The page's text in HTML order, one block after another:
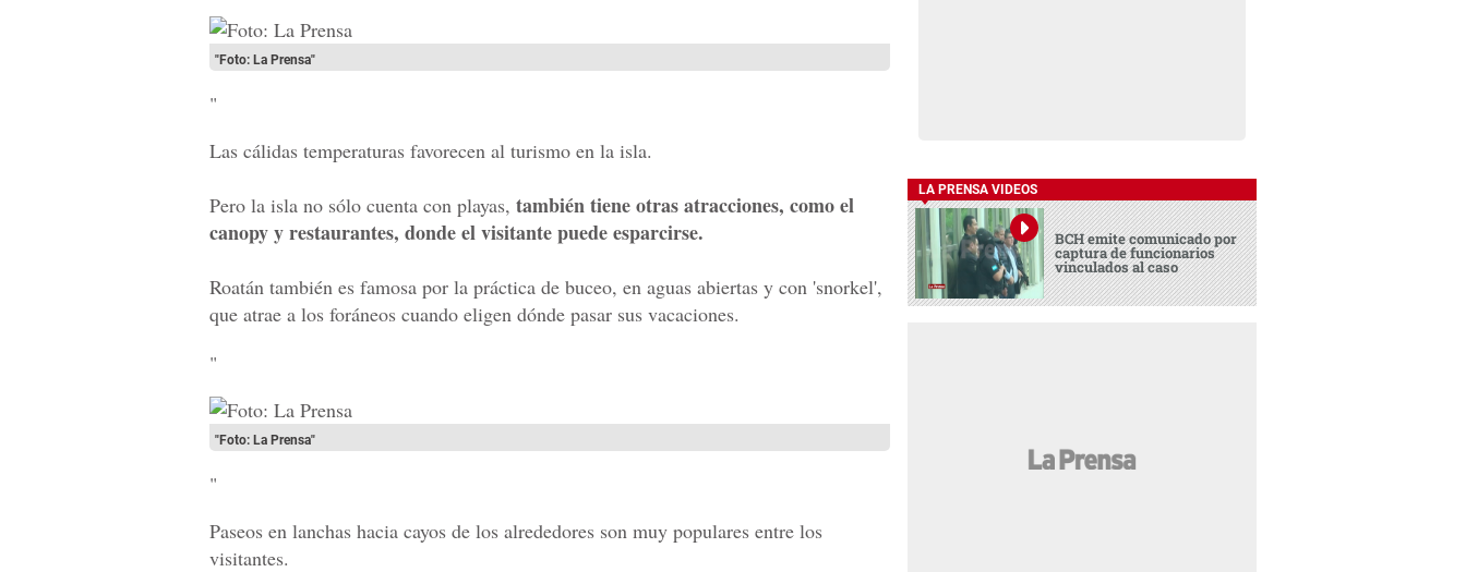
"Foto: La Prensa"
"
Las cálidas temperaturas favorecen al turismo en la isla.
Pero la isla no sólo cuenta con playas, también tiene otras atracciones, como el
canopy y restaurantes, donde el visitante puede esparcirse.
Roatán también es famosa por la práctica de buceo, en aguas abiertas y con 'snorkel',
que atrae a los foráneos cuando eligen dónde pasar sus vacaciones.
"
"Foto: La Prensa"
"
Paseos en lanchas hacia cayos de los alrededores son muy populares entre los
visitantes.
LA PRENSA VIDEOS
BCH emite comunicado por
captura de funcionarios
vinculados al caso